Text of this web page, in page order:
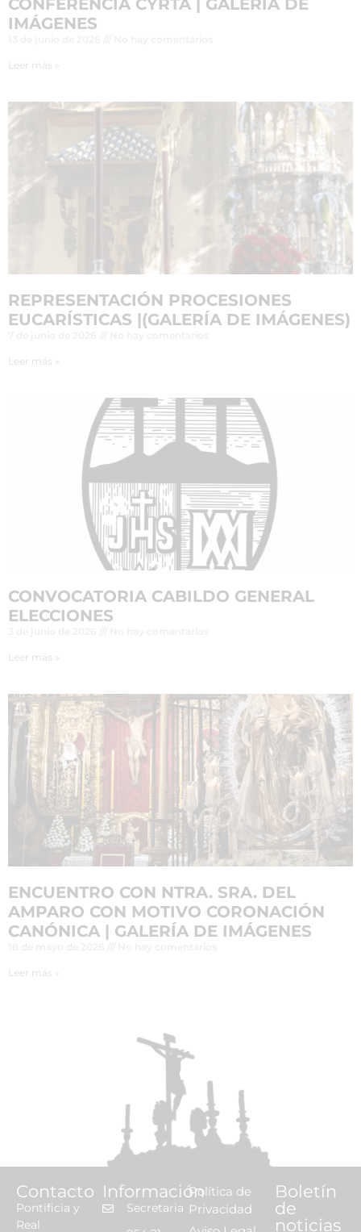
IMÁGENES
Leer más »
REPRESENTACIÓN PROCESIONES
EUCARÍSTICAS |(GALERÍA DE IMÁGENES)
Leer más »
CONVOCATORIA CABILDO GENERAL
ELECCIONES
Leer más »
ENCUENTRO CON NTRA. SRA. DEL
AMPARO CON MOTIVO CORONACIÓN
CANÓNICA | GALERÍA DE IMÁGENES
Leer más »
Contacto
Pontificia y
Real
Información
Secretaria
Política de
Privacidad
Boletín
de
noticias